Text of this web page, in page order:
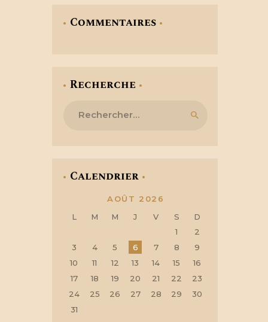
Commentaires
Recherche
Calendrier
AOÛT 2026
L
M M J V S
D
1
2
3
4 5 6 7 8
9
10
11 12 13 14 15
16
17
18 19 20 21 22
23
24
25 26 27 28 29
30
31